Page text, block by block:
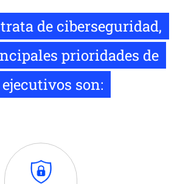
de ciberseguridad,
prioridades de
son: